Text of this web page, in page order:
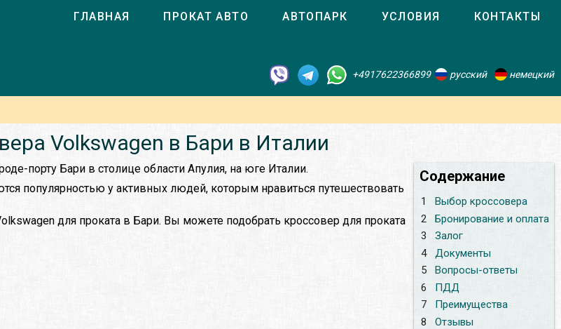
ГЛАВНАЯ ПРОКАТ АВТО АВТОПАРК УСЛОВИЯ КОНТАКТЫ
+4917622366899 русский немецкий
Volkswagen в Бари в Италии
Содержание
1
Выбор кроссовера
2
Бронирование и оплата
3
Залог
4
Документы
5
Вопросы-ответы
6
ПДД
7
Преимущества
8
Отзывы
порту Бари в столице области Апулия, на юге Италии.
популярностью у активных людей, которым нравиться путешествовать
для проката в Бари. Вы можете подобрать кроссовер для проката